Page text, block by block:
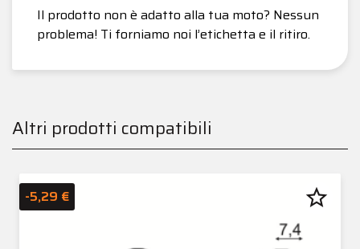
Il prodotto non è adatto alla tua moto? Nessun
problema! Ti forniamo noi l’etichetta e il ritiro.
Altri prodotti compatibili
-5,29 € star_border